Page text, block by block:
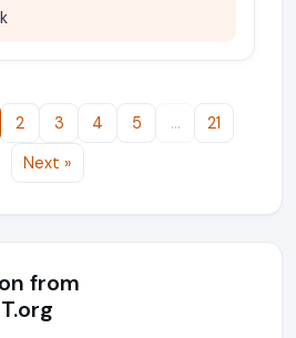
2 3 4 5 …
21
Next »
from